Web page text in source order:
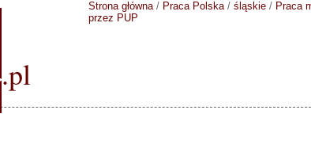
.pl
Strona główna/ Praca Polska/ śląskie / Praca
przez PUP